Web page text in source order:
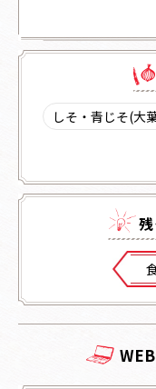
しそ・青じそ(大